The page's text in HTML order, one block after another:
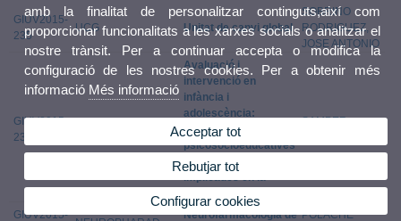
GIUV2015-
235
UCG Unitat de canvi global
SOBRINO
RODRIGUEZ,
JOSE ANTONIO
GIUV2015-
236
Avaluació i
intervenció en
infància i
adolescència:
Variables
psicosocioeducatives
i emocionals
implicades en la
SAMPER
GIUV2015- Neurofarmacologia de POLACHE
amb la finalitat de personalitzar continguts,així com
proporcionar funcionalitats a les xarxes socials o analitzar el
nostre trànsit. Per a continuar accepta o modifica la
configuració de les nostres cookies. Per a obtenir més
informació Més informació
Acceptar tot
Rebutjar tot
Configurar cookies